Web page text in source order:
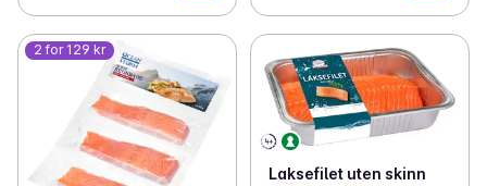
2 for 129 kr
Laksefilet uten skinn